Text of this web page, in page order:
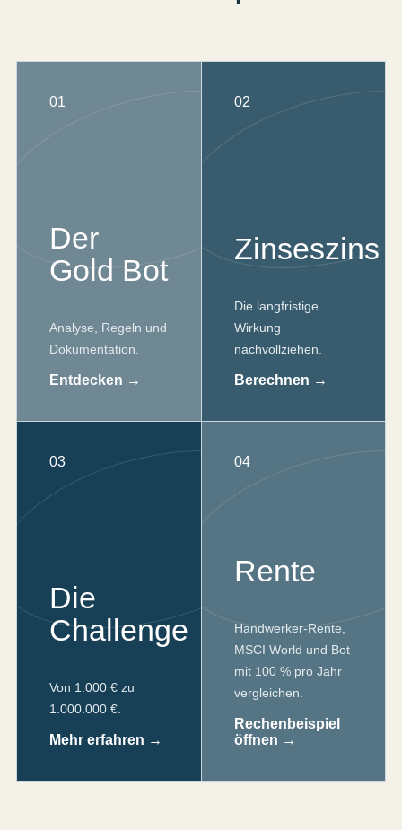
01
Der
Gold Bot
Analyse, Regeln und
Dokumentation.
Entdecken →
02
Zinseszins
Die langfristige
Wirkung
nachvollziehen.
Berechnen →
03
Die
Challenge
Von 1.000 € zu
1.000.000 €.
Mehr erfahren →
04
Rente
Handwerker-Rente,
MSCI World und Bot
mit 100 % pro Jahr
vergleichen.
Rechenbeispiel
öffnen →